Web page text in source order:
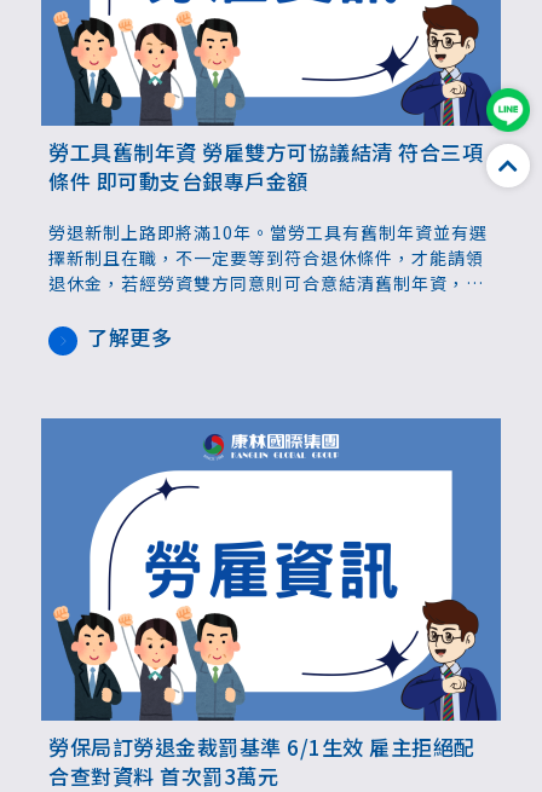
勞工具舊制年資 勞雇雙方可協議結清 符合三項
條件 即可動支台銀專戶金額
勞退新制上路即將滿10年。當勞工具有舊制年資並有選
擇新制且在職，不一定要等到符合退休條件，才能請領
退休金，若經勞資雙方同意則可合意結清舊制年資，並
業單位另行籌措給付。此外，移工轉換為中階人力身
份，事業單位就應該設立專戶，以桃園市為例，113年
了解更多
勞保局訂勞退金裁罰基準 6/1生效 雇主拒絕配
合查對資料 首次罰3萬元